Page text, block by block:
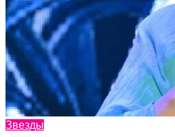
Звезды